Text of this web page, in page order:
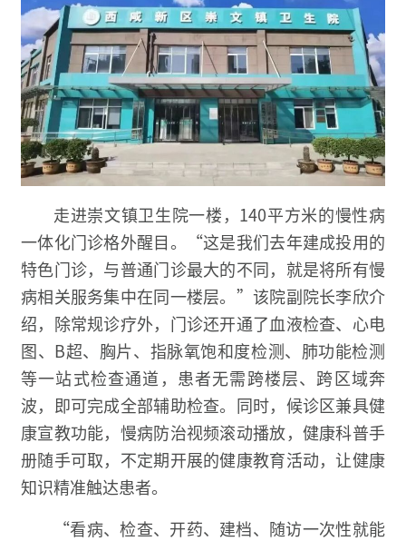
走进崇文镇卫生院一楼，140平方米的慢性病
一体化门诊格外醒目。“这是我们去年建成投用的
特色门诊，与普通门诊最大的不同，就是将所有慢
病相关服务集中在同一楼层。”该院副院长李欣介
绍，除常规诊疗外，门诊还开通了血液检查、心电
图、B超、胸片、指脉氧饱和度检测、肺功能检测
等一站式检查通道，患者无需跨楼层、跨区域奔
波，即可完成全部辅助检查。同时，候诊区兼具健
康宣教功能，慢病防治视频滚动播放，健康科普手
册随手可取，不定期开展的健康教育活动，让健康
知识精准触达患者。
“看病、检查、开药、建档、随访一次性就能